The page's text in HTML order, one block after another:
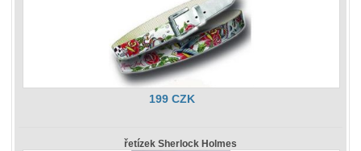
199 CZK
řetízek Sherlock Holmes